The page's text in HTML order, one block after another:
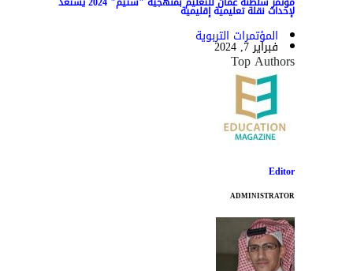
لإحداث نقلة تعليمية إقليمية
المؤتمرات التربوية
فبراير 7, 2024
Top Authors
Editor
ADMINISTRATOR